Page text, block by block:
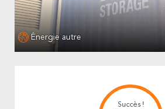
Énergie autre
Succès !